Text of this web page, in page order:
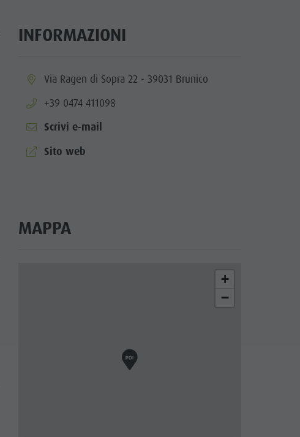
INFORMAZIONI
aria.location:
Via Ragen di Sopra 22 - 39031 Brunico
aria.phone:
+39 0474 411098
Scrivi e-mail
aria.website:
Sito web
MAPPA
+
−